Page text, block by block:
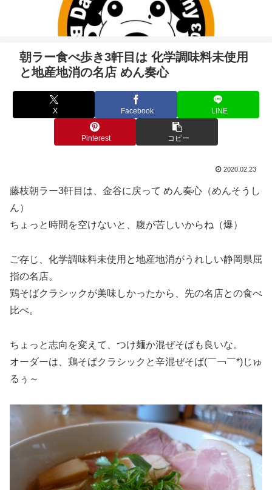
朝ラー食べ歩き3軒目は 化学調味料未使用
と地産地消の名店 めん奏心
X Facebook LINE
Pinterest コピー
2020.02.23
藤枝朝ラー3軒目は、金谷に戻って めん奏心（めんそうし
ん）
ちょっと時間を空けないと、腹が苦しいからね（爆）
ご存じ、化学調味料未使用と地産地消がうれしい静岡県屈
指の名店。
鶏そばクラシックが美味しかったから、先の名店との食べ
比べ。
ちょっと志向を変えて、つけ麺か混ぜそばも良いな。
オーダーは、鶏そばクラシックと辛混ぜそば(￣￢￣*)じゅ
るぅ～